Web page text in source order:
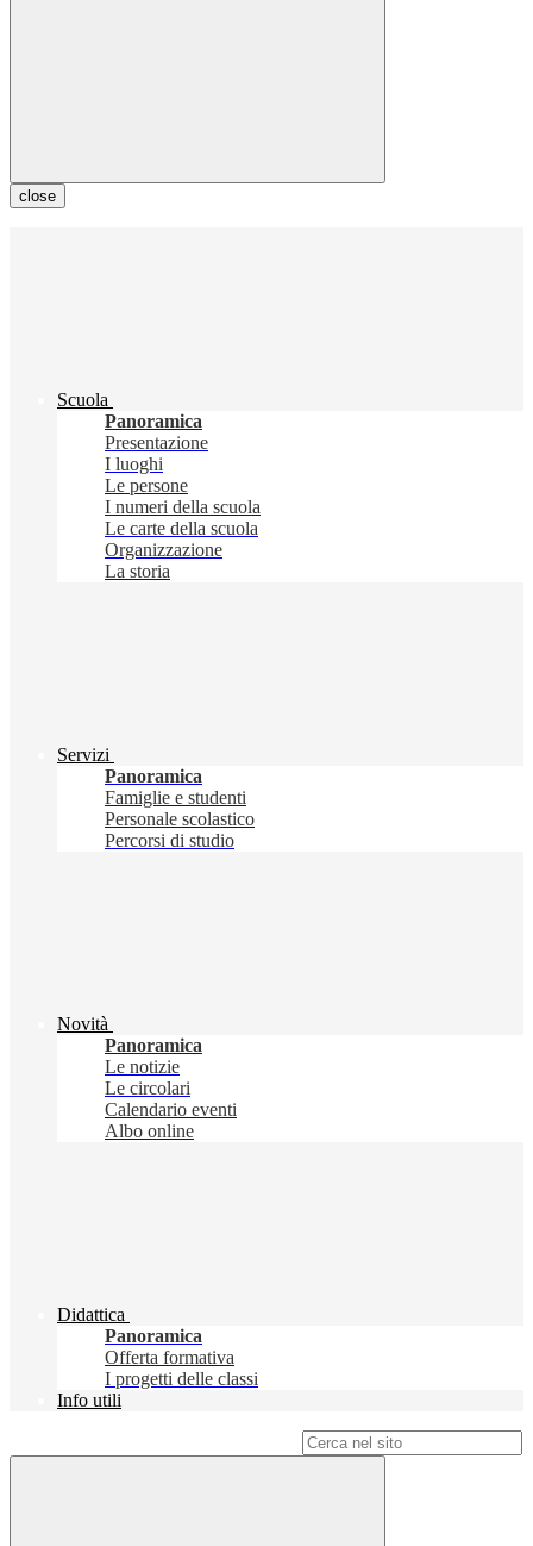
close
Scuola
Panoramica
Presentazione
I luoghi
Le persone
I numeri della scuola
Le carte della scuola
Organizzazione
La storia
Servizi
Panoramica
Famiglie e studenti
Personale scolastico
Percorsi di studio
Novità
Panoramica
Le notizie
Le circolari
Calendario eventi
Albo online
Didattica
Panoramica
Offerta formativa
I progetti delle classi
Info utili